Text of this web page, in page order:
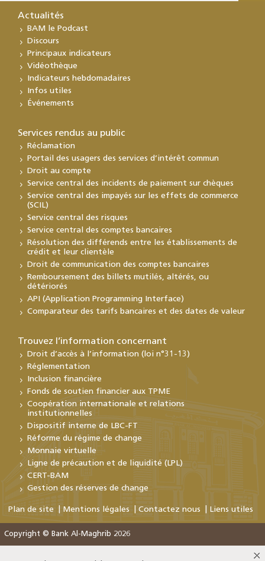
Actualités
BAM le Podcast
Discours
Principaux indicateurs
Vidéothèque
Indicateurs hebdomadaires
Infos utiles
Événements
Services rendus au public
Réclamation
Portail des usagers des services d’intérêt commun
Droit au compte
Service central des incidents de paiement sur chèques
Service central des impayés sur les effets de commerce
(SCIL)
Service central des risques
Service central des comptes bancaires
Résolution des différends entre les établissements de
crédit et leur clientèle
Droit de communication des comptes bancaires
Remboursement des billets mutilés, altérés, ou
détériorés
API (Application Programming Interface)
Comparateur des tarifs bancaires et des dates de valeur
Trouvez l’information concernant
Droit d’accès à l’information (loi n°31-13)
Réglementation
Inclusion financière
Fonds de soutien financier aux TPME
Coopération internationale et relations
institutionnelles
Dispositif interne de LBC-FT
Réforme du régime de change
Monnaie virtuelle
Ligne de précaution et de liquidité (LPL)
CERT-BAM
Gestion des réserves de change
Plan de site Mentions légales Contactez nous Liens utiles
Copyright © Bank Al-Maghrib 2026